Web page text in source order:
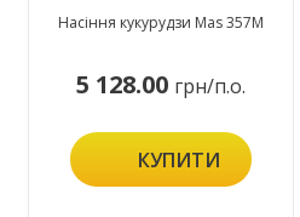
Насіння кукурудзи Mas 357M
5 128.00 грн/п.о.
КУПИТИ